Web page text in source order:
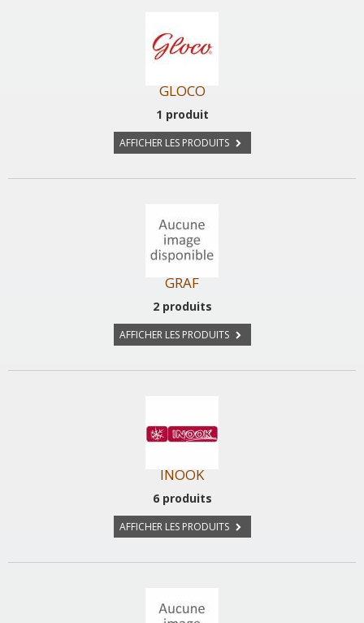
GLOCO
1 produit
AFFICHER LES PRODUITS
GRAF
2 produits
AFFICHER LES PRODUITS
INOOK
6 produits
AFFICHER LES PRODUITS